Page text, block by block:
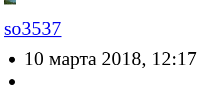
so3537
10 марта 2018, 12:17